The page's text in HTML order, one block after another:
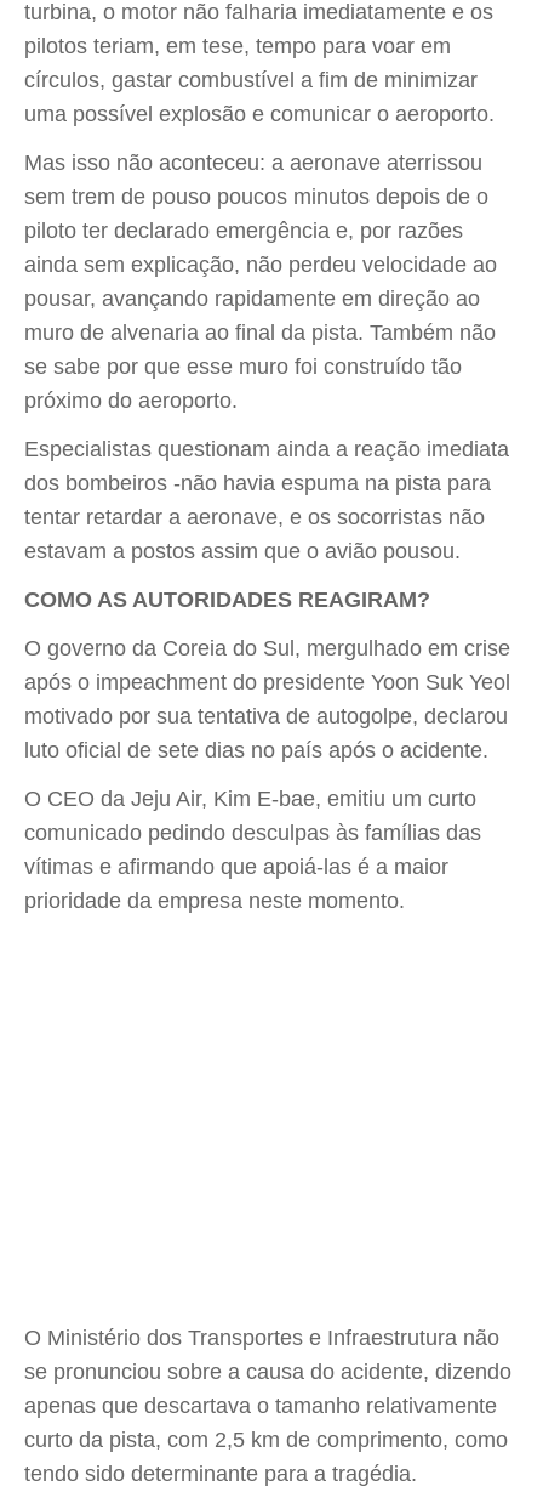
turbina, o motor não falharia imediatamente e os
pilotos teriam, em tese, tempo para voar em
círculos, gastar combustível a fim de minimizar
uma possível explosão e comunicar o aeroporto.
Mas isso não aconteceu: a aeronave aterrissou
sem trem de pouso poucos minutos depois de o
piloto ter declarado emergência e, por razões
ainda sem explicação, não perdeu velocidade ao
pousar, avançando rapidamente em direção ao
muro de alvenaria ao final da pista. Também não
se sabe por que esse muro foi construído tão
próximo do aeroporto.
Especialistas questionam ainda a reação imediata
dos bombeiros -não havia espuma na pista para
tentar retardar a aeronave, e os socorristas não
estavam a postos assim que o avião pousou.
COMO AS AUTORIDADES REAGIRAM?
O governo da Coreia do Sul, mergulhado em crise
após o impeachment do presidente Yoon Suk Yeol
motivado por sua tentativa de autogolpe, declarou
luto oficial de sete dias no país após o acidente.
O CEO da Jeju Air, Kim E-bae, emitiu um curto
comunicado pedindo desculpas às famílias das
vítimas e afirmando que apoiá-las é a maior
prioridade da empresa neste momento.
O Ministério dos Transportes e Infraestrutura não
se pronunciou sobre a causa do acidente, dizendo
apenas que descartava o tamanho relativamente
curto da pista, com 2,5 km de comprimento, como
tendo sido determinante para a tragédia.